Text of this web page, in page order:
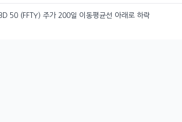
50 (FFTY) 주가 200일 이동평균선 아래로 하락